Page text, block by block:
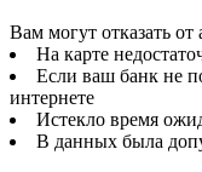
Вам могут отказать от
На карте
Если ваш банк не
интернете
Истекло время
В данных была